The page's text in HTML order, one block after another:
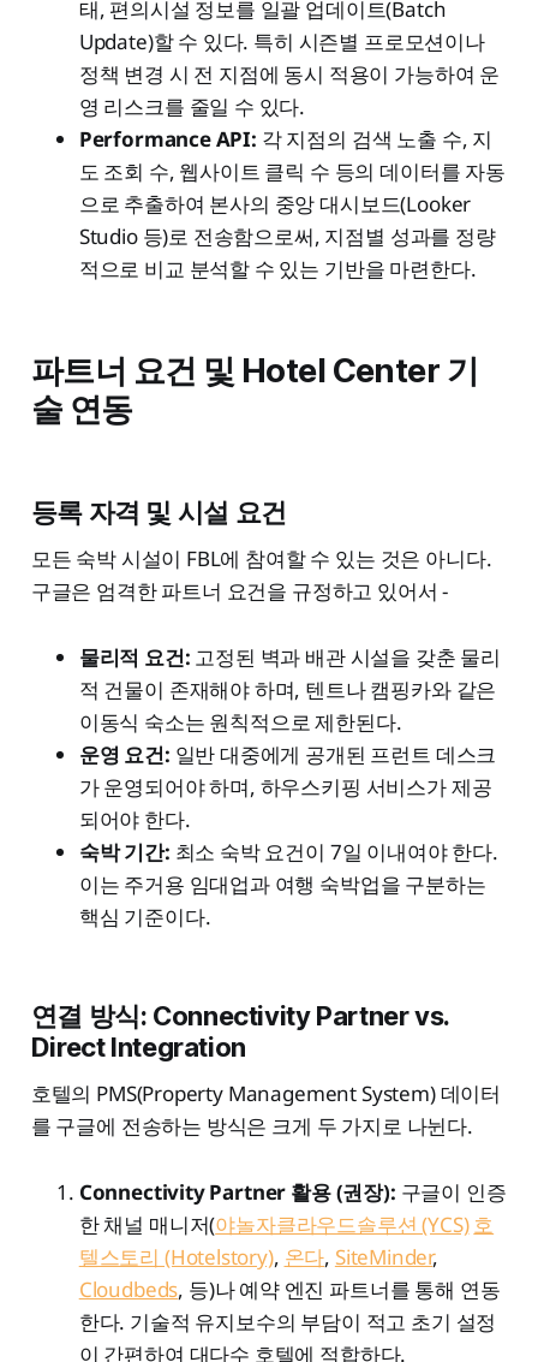
태, 편의시설 정보를 일괄 업데이트(Batch
Update)할 수 있다. 특히 시즌별 프로모션이나
정책 변경 시 전 지점에 동시 적용이 가능하여 운
영 리스크를 줄일 수 있다.
Performance API: 각 지점의 검색 노출 수, 지
도 조회 수, 웹사이트 클릭 수 등의 데이터를 자동
으로 추출하여 본사의 중앙 대시보드(Looker
Studio 등)로 전송함으로써, 지점별 성과를 정량
적으로 비교 분석할 수 있는 기반을 마련한다.
파트너 요건 및 Hotel Center 기
술 연동
등록 자격 및 시설 요건
모든 숙박 시설이 FBL에 참여할 수 있는 것은 아니다.
구글은 엄격한 파트너 요건을 규정하고 있어서 -
물리적 요건: 고정된 벽과 배관 시설을 갖춘 물리
적 건물이 존재해야 하며, 텐트나 캠핑카와 같은
이동식 숙소는 원칙적으로 제한된다.
운영 요건: 일반 대중에게 공개된 프런트 데스크
가 운영되어야 하며, 하우스키핑 서비스가 제공
되어야 한다.
숙박 기간: 최소 숙박 요건이 7일 이내여야 한다.
이는 주거용 임대업과 여행 숙박업을 구분하는
핵심 기준이다.
연결 방식: Connectivity Partner vs.
Direct Integration
호텔의 PMS(Property Management System) 데이터
를 구글에 전송하는 방식은 크게 두 가지로 나뉜다.
Connectivity Partner 활용 (권장): 구글이 인증
한 채널 매니저(야놀자클라우드솔루션 (YCS)호
텔스토리 (Hotelstory), 온다, SiteMinder,
Cloudbeds, 등)나 예약 엔진 파트너를 통해 연동
한다. 기술적 유지보수의 부담이 적고 초기 설정
이 간편하여 대다수 호텔에 적합하다.